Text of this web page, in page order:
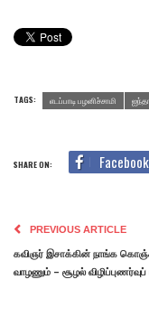
TAGS: எடப்பாடி பழனிச்சாமி
SHARE ON: Facebook
PREVIOUS ARTICLE
கவிஞர் இசாக்கின் நாங்க
வாழணும் – சூழல் விழிப்புணர்வுப்